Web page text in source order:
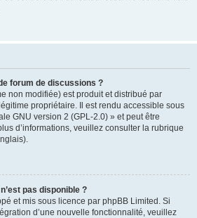
forum de discussions ?
non modifiée) est produit et distribué par
propriétaire. Il est rendu accessible sous
GNU version 2 (GPL-2.0) » et peut être
d’informations, veuillez consulter la rubrique
pas disponible ?
et mis sous licence par phpBB Limited. Si
d’une nouvelle fonctionnalité, veuillez